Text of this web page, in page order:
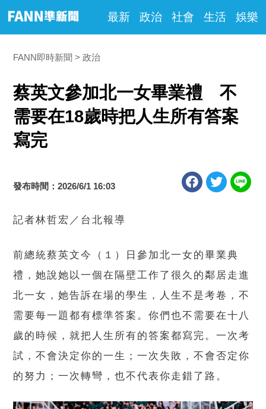
最新 政治 社會 生活 娛樂
FANN即時新聞 政治
蔡英文參加北一女畢業禮 不
需要在18歲時把人生所有答案
寫完
發布時間：2026/6/1 16:03
記者林哲宏／台北報導
前總統蔡英文今（１）日參加北一女的畢業典
禮，她說她以一個在隔壁工作了很久的鄰居走進
北一女，她告訴在場的學生，人生不是考卷，不
需要每一題都有標準答案。你們也不需要在十八
歲的時候，就把人生所有的答案都寫完。一次考
試，不會決定你的一生；一次失敗，不會否定你
的努力；一次轉彎，也不代表你走錯了路。